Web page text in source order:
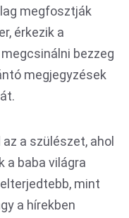
megfosztják
érkezik a
bezzeg
megjegyzések
a szülészet, ahol
a baba világra
mint
a hírekben